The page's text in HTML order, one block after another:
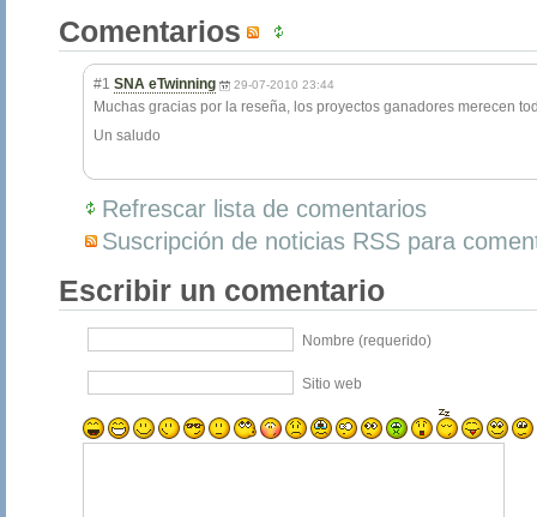
Comentarios
#1 SNA eTwinning 29-07-2010 23:44
Muchas gracias por la reseña, los proyectos ganadores merecen
Un saludo
Refrescar lista de comentarios
Suscripción de noticias RSS para
Escribir un comentario
Nombre (requerido)
Sitio web